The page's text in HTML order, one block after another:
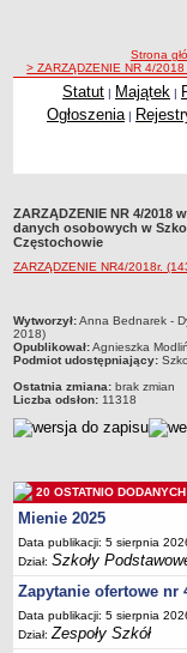
Zespoły Szkół
Techniczne
Przedszkola
Zlikwidowane
Przekształcone
SPECJALNE OŚRODKI
Specjalny Ośrodek
Specjalny Ośrodek
BURSA MIEJSKA
Dane podstawowe
Majątek
Godziny dyżurów
Ogłoszenie
Zarządzenia
Kontrole
Rejestry, ewidencje,
ścieżka
Strona
> ZARZĄDZENIE NR 4/
Statut | Majątek |
Ogłoszenia |
ZARZĄDZENIE NR 4/2018
danych osobowych w
Częstochowie
ZARZĄDZENIE NR4/2018r.
metryczka
Wytworzył:Anna Bednarek -
2018)
Opublikował:Agnieszka
Podmiot udostępniający:
Ostatnia zmiana: brak zmian
Liczba odsłon: 11318
20 OSTATNIO DODANYCH
Mienie 2025
Data publikacji: 5 sierpnia
Dział:Szkoły
Zapytanie ofertowe nr
Data publikacji: 5 sierpnia
Dział:Zespoły Szkół